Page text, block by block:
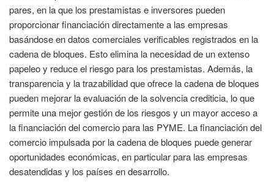
pares, en la que los prestamistas e inversores pueden
proporcionar financiación directamente a las empresas
basándose en datos comerciales verificables registrados en la
cadena de bloques. Esto elimina la necesidad de un extenso
papeleo y reduce el riesgo para los prestamistas. Además, la
transparencia y la trazabilidad que ofrece la cadena de bloques
pueden mejorar la evaluación de la solvencia crediticia, lo que
permite una mejor gestión de los riesgos y un mayor acceso a
la financiación del comercio para las PYME. La financiación del
comercio impulsada por la cadena de bloques puede generar
oportunidades económicas, en particular para las empresas
desatendidas y los países en desarrollo.